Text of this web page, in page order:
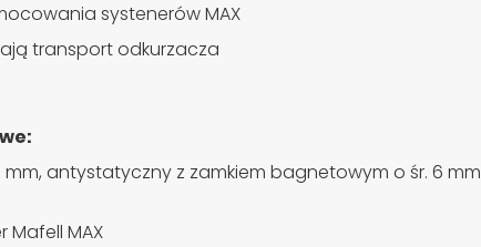
systenerów MAX
transport odkurzacza
mm, antystatyczny z zamkiem bagnetowym o śr. 6 mm
Mafell MAX